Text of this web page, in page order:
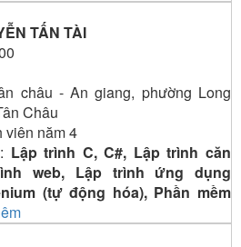
TẤN TÀI
châu - An giang, phường Long
Châu
viên năm 4
Lập trình C, C#, Lập trình căn
web, Lập trình ứng dụng
(tự động hóa), Phần mềm